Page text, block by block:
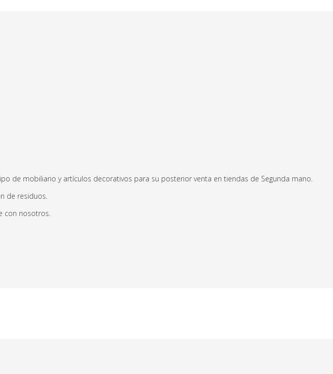
de mobiliario y artículos decorativos para su posterior venta en tiendas de Segunda mano.
de residuos.
con nosotros.